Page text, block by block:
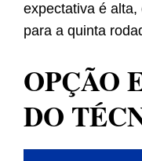
expectativa é
para a quinta
OPÇÃO
DO